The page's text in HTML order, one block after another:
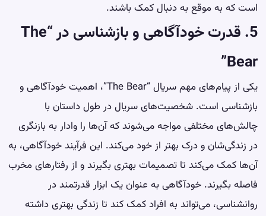
است که به موقع به دنبال کمک باشند.
5. قدرت خودآگاهی و بازشناسی در “The
Bear”
یکی از پیام‌های مهم سریال “The Bear”، اهمیت خودآگاهی و
بازشناسی است. شخصیت‌های سریال در طول داستان با
چالش‌های مختلفی مواجه می‌شوند که آن‌ها را وادار به بازنگری
در زندگی‌شان و درک بهتر از خود می‌کند. این فرآیند خودآگاهی، به
آن‌ها کمک می‌کند تا تصمیمات بهتری بگیرند و از رفتارهای مخرب
فاصله بگیرند. خودآگاهی به عنوان یک ابزار قدرتمند در
روانشناسی، می‌تواند به افراد کمک کند تا زندگی بهتری داشته